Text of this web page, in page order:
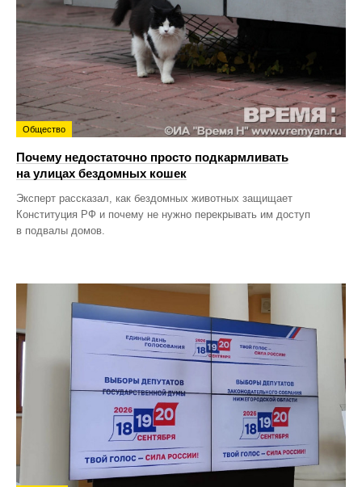
Общество
Почему недостаточно просто подкармливать
на улицах бездомных кошек
Эксперт рассказал, как бездомных животных защищает
Конституция РФ и почему не нужно перекрывать им доступ
в подвалы домов.